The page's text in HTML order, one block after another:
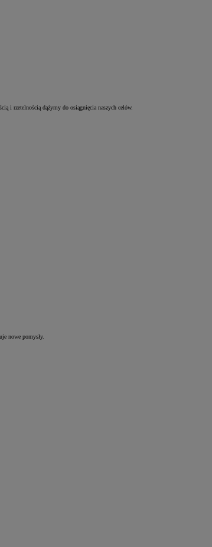
i rzetelnością dążymy do osiągnięcia naszych celów.
nowe pomysły.